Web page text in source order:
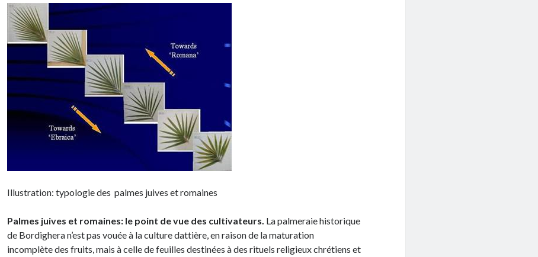
Illustration: typologie des palmes juives et romaines
Palmes juives et romaines: le point de vue des cultivateurs. La palmeraie historique
de Bordighera n’est pas vouée à la culture dattière, en raison de la maturation
incomplète des fruits, mais à celle de feuilles destinées à des rituels religieux chrétiens et